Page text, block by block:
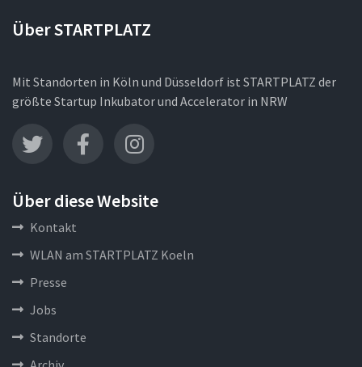
Über STARTPLATZ
Mit Standorten in Köln und Düsseldorf ist STARTPLATZ der
größte Startup Inkubator und Accelerator in NRW
Über diese Website
Kontakt
WLAN am STARTPLATZ Koeln
Presse
Jobs
Standorte